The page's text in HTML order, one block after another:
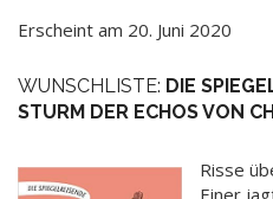
Erscheint am 20. Juni 2020
WUNSCHLISTE: DIE
STURM DER ECHOS VON
Risse